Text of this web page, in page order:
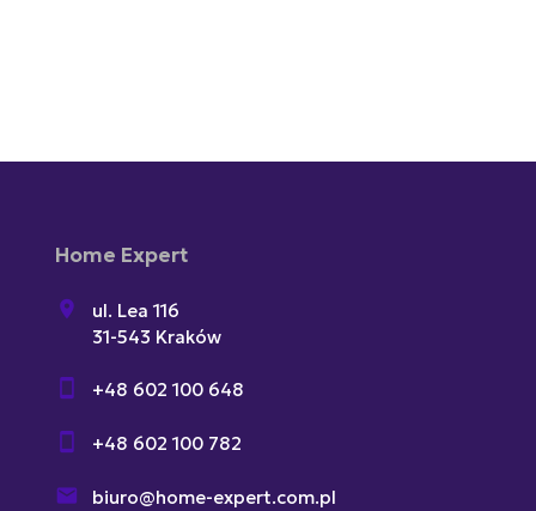
Home Expert
ul. Lea 116
31-543 Kraków
+48 602 100 648
+48 602 100 782
biuro@home-expert.com.pl